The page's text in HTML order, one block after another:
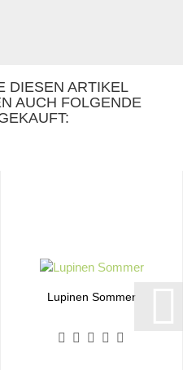
DIESEN ARTIKEL
AUCH FOLGENDE
Lupinen Sommer